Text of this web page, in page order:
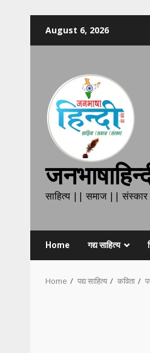
August 6, 2026
साहित्य || समाज || संस्कार
Home गद्य साहित्य
Home पद्य साहित्य कविता